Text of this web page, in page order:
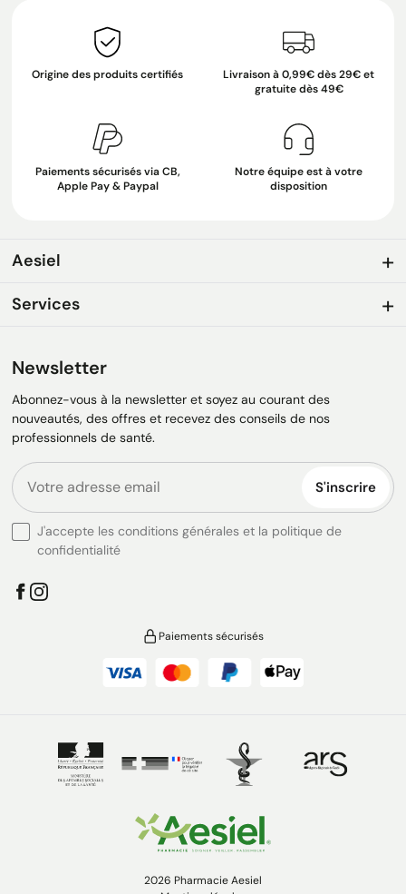
Origine des produits certifiés
Livraison à 0,99€ dès 29€ et
gratuite dès 49€
Paiements sécurisés via CB,
Apple Pay & Paypal
Notre équipe est à votre
disposition
Aesiel
Services
Newsletter
Abonnez-vous à la newsletter et soyez au courant des
nouveautés, des offres et recevez des conseils de nos
professionnels de santé.
S'inscrire
J'accepte les conditions générales et la politique de
confidentialité
Paiements sécurisés
2026 Pharmacie Aesiel